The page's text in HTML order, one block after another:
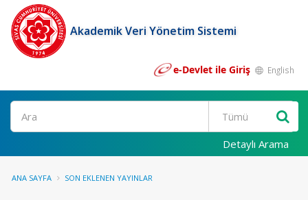
Akademik Veri Yönetim Sistemi
e-Devlet ile Giriş English
Ara
Detaylı Arama
ANA SAYFA SON EKLENEN YAYINLAR